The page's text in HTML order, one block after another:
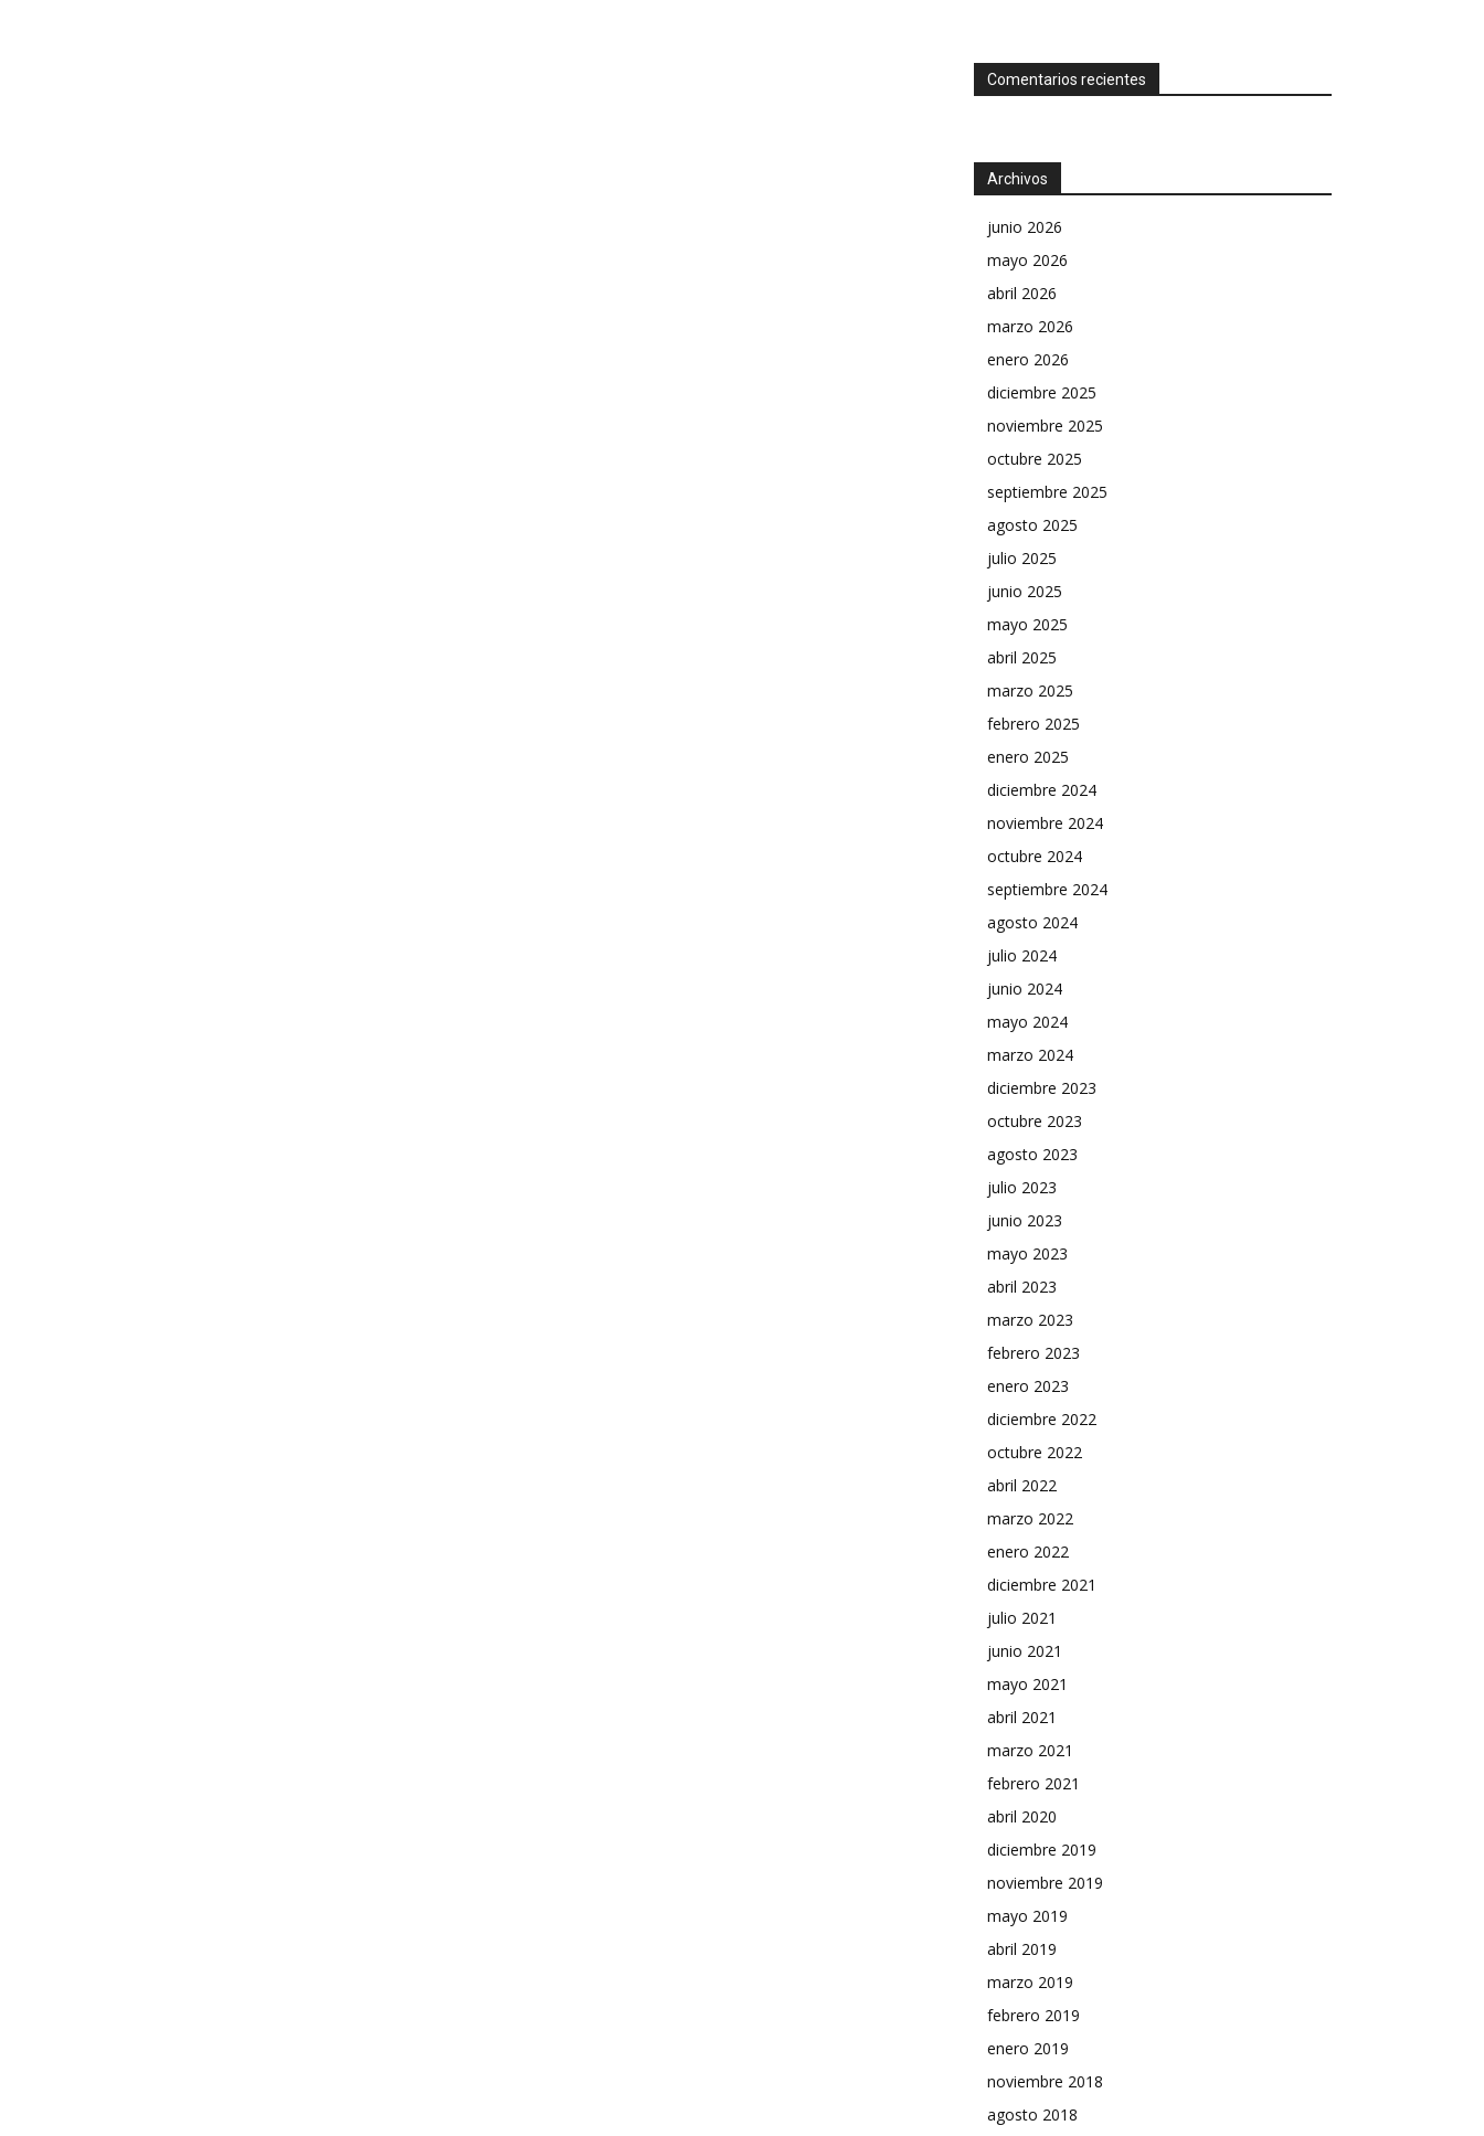
Comentarios recientes
Archivos
junio 2026
mayo 2026
abril 2026
marzo 2026
enero 2026
diciembre 2025
noviembre 2025
octubre 2025
septiembre 2025
agosto 2025
julio 2025
junio 2025
mayo 2025
abril 2025
marzo 2025
febrero 2025
enero 2025
diciembre 2024
noviembre 2024
octubre 2024
septiembre 2024
agosto 2024
julio 2024
junio 2024
mayo 2024
marzo 2024
diciembre 2023
octubre 2023
agosto 2023
julio 2023
junio 2023
mayo 2023
abril 2023
marzo 2023
febrero 2023
enero 2023
diciembre 2022
octubre 2022
abril 2022
marzo 2022
enero 2022
diciembre 2021
julio 2021
junio 2021
mayo 2021
abril 2021
marzo 2021
febrero 2021
abril 2020
diciembre 2019
noviembre 2019
mayo 2019
abril 2019
marzo 2019
febrero 2019
enero 2019
noviembre 2018
agosto 2018